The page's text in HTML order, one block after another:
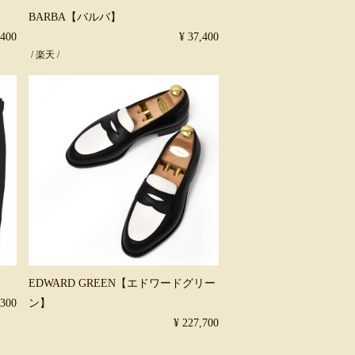
BARBA【バルバ】
¥ 37,400
/楽天 /
EDWARD GREEN【エドワードグリー
ン】
¥ 227,700